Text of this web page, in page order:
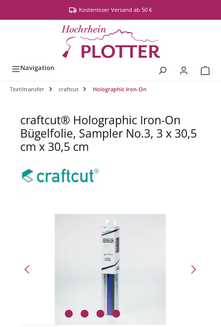
Kostenloser Versand ab 50 €
Navigation
Textiltransfer craftcut Holographic Iron-On
craftcut® Holographic Iron-On
Bügelfolie, Sampler No.3, 3 x 30,5
cm x 30,5 cm